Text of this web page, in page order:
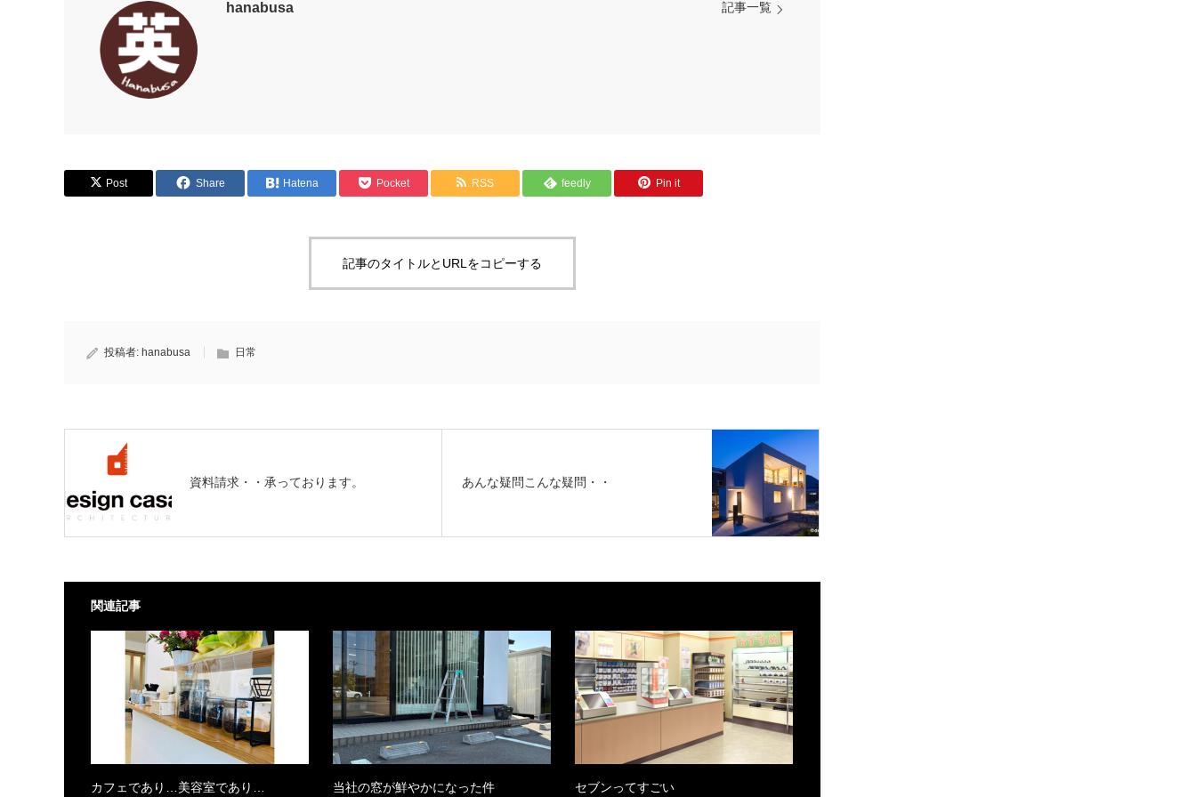
hanabusa 記事一覧
Post Share Hatena Pocket RSS feedly Pin it
記事のタイトルとURLをコピーする
投稿者: hanabusa 日常
資料請求・・承っております。 あんな疑問こんな疑問・・
関連記事
カフェであり…美容室であり… 当社の窓が鮮やかになった件 セブンってすごい